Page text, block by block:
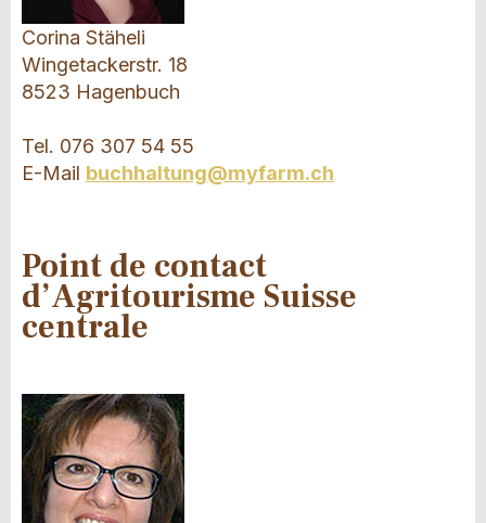
Corina Stäheli
Wingetackerstr. 18
8523 Hagenbuch
Tel. 076 307 54 55
E-Mail buchhaltung@myfarm.ch
Point de contact
d’Agritourisme Suisse
centrale